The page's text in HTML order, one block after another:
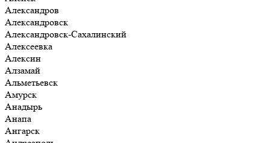
Александров
Александровск
Александровск-Сахалинский
Алексеевка
Алексин
Алзамай
Альметьевск
Амурск
Анадырь
Анапа
Ангарск